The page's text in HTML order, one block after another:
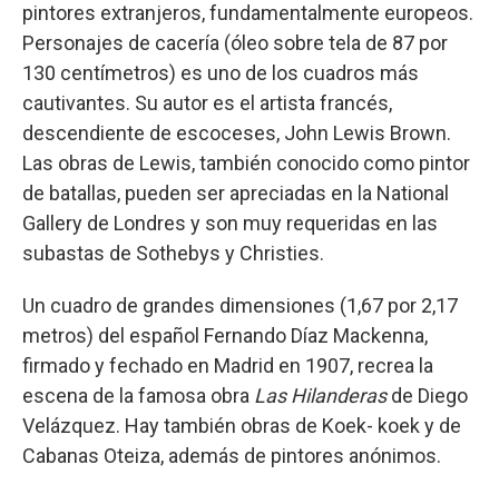
pintores extranjeros, fundamentalmente europeos.
Personajes de cacería (óleo sobre tela de 87 por
130 centímetros) es uno de los cuadros más
cautivantes. Su autor es el artista francés,
descendiente de escoceses, John Lewis Brown.
Las obras de Lewis, también conocido como pintor
de batallas, pueden ser apreciadas en la National
Gallery de Londres y son muy requeridas en las
subastas de Sothebys y Christies.
Un cuadro de grandes dimensiones (1,67 por 2,17
metros) del español Fernando Díaz Mackenna,
firmado y fechado en Madrid en 1907, recrea la
escena de la famosa obra Las Hilanderasde Diego
Velázquez. Hay también obras de Koek- koek y de
Cabanas Oteiza, además de pintores anónimos.